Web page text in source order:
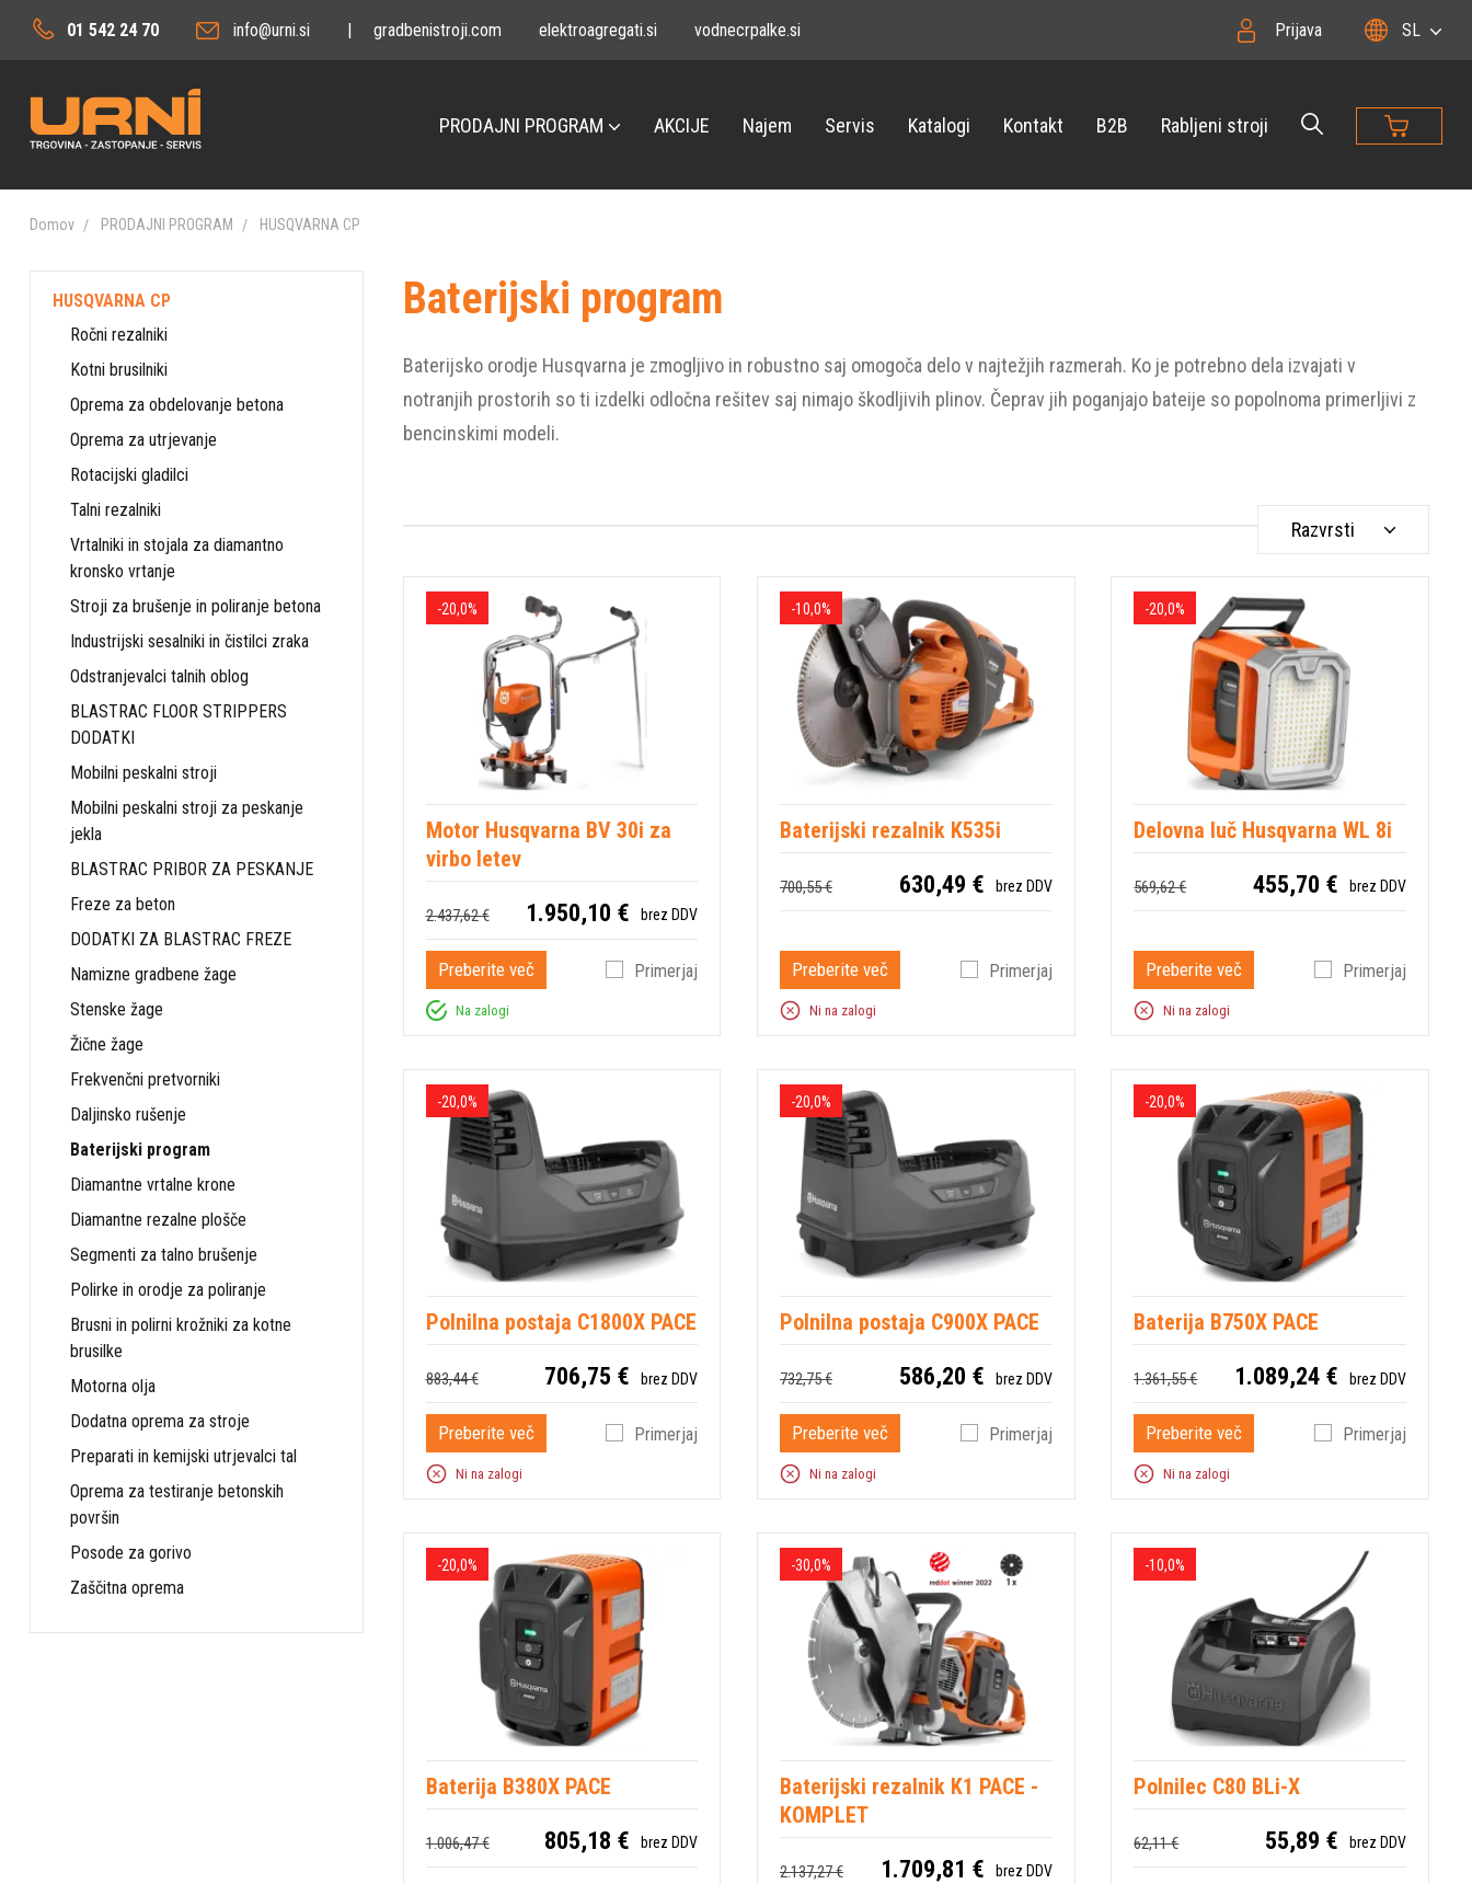
01 542 24 70 info@urni.si | gradbenistroji.com elektroagregati.si vodnecrpalke.si Prijava SL
PRODAJNI PROGRAM AKCIJE Najem Servis Katalogi Kontakt B2B Rabljeni stroji
Domov PRODAJNI PROGRAM HUSQVARNA CP
HUSQVARNA CP
Ročni rezalniki
Kotni brusilniki
Oprema za obdelovanje betona
Oprema za utrjevanje
Rotacijski gladilci
Talni rezalniki
Vrtalniki in stojala za diamantno
kronsko vrtanje
Stroji za brušenje in poliranje betona
Industrijski sesalniki in čistilci zraka
Odstranjevalci talnih oblog
BLASTRAC FLOOR STRIPPERS
DODATKI
Mobilni peskalni stroji
Mobilni peskalni stroji za peskanje
jekla
BLASTRAC PRIBOR ZA PESKANJE
Freze za beton
DODATKI ZA BLASTRAC FREZE
Namizne gradbene žage
Stenske žage
Žične žage
Frekvenčni pretvorniki
Daljinsko rušenje
Baterijski program
Diamantne vrtalne krone
Diamantne rezalne plošče
Segmenti za talno brušenje
Polirke in orodje za poliranje
Brusni in polirni krožniki za kotne
brusilke
Motorna olja
Dodatna oprema za stroje
Preparati in kemijski utrjevalci tal
Oprema za testiranje betonskih
površin
Posode za gorivo
Zaščitna oprema
Baterijski program
Baterijsko orodje Husqvarna je zmogljivo in robustno saj omogoča delo v najtežjih razmerah. Ko je potrebno dela izvajati v
notranjih prostorih so ti izdelki odločna rešitev saj nimajo škodljivih plinov. Čeprav jih poganjajo bateije so popolnoma primerljivi z
bencinskimi modeli.
Razvrsti
-20,0%
Motor Husqvarna BV 30i za
virbo letev
2.437,62 € 1.950,10 € brez DDV
Preberite več Primerjaj
Na zalogi
-10,0%
Baterijski rezalnik K535i
700,55 € 630,49 € brez DDV
Preberite več Primerjaj
Ni na zalogi
-20,0%
Delovna luč Husqvarna WL 8i
569,62 € 455,70 € brez DDV
Preberite več Primerjaj
Ni na zalogi
-20,0%
Polnilna postaja C1800X PACE
883,44 € 706,75 € brez DDV
Preberite več Primerjaj
Ni na zalogi
-20,0%
Polnilna postaja C900X PACE
732,75 € 586,20 € brez DDV
Preberite več Primerjaj
Ni na zalogi
-20,0%
Baterija B750X PACE
1.361,55 € 1.089,24 € brez DDV
Preberite več Primerjaj
Ni na zalogi
-20,0%
Baterija B380X PACE
1.006,47 € 805,18 € brez DDV
-30,0%
Baterijski rezalnik K1 PACE -
KOMPLET
2.137,27 € 1.709,81 € brez DDV
-10,0%
Polnilec C80 BLi-X
62,11 € 55,89 € brez DDV